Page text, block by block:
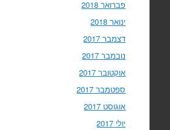
פברואר 2018
ינואר 2018
דצמבר 2017
נובמבר 2017
אוקטובר 2017
ספטמבר 2017
אוגוסט 2017
יולי 2017